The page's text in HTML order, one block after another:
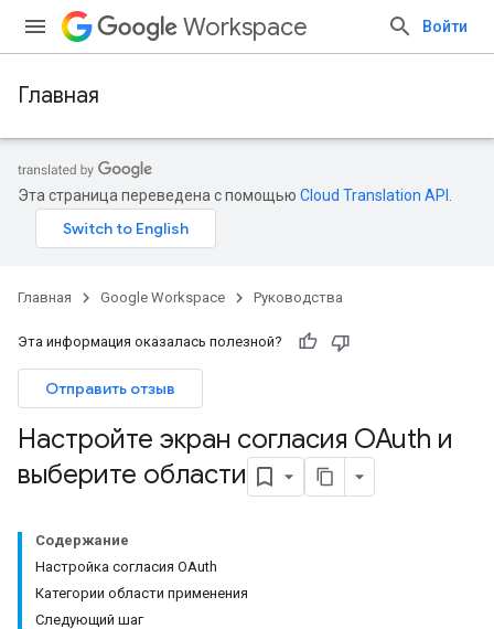
Workspace Войти
Главная
Эта страница переведена с помощью Cloud Translation API
Главная Google Workspace Руководства
Эта информация оказалась полезной?
Отправить отзыв
Настройте экран согласия OAuth и
выберите области
Содержание
Настройка согласия OAuth
Категории области применения
Следующий шаг